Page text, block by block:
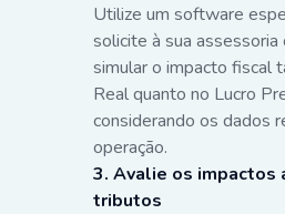
Utilize um software
solicite à sua assessoria
simular o impacto fiscal
Real quanto no Lucro
considerando os dados
operação.
3. Avalie os impactos
tributos